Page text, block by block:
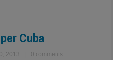
Cuba
2013 0 comments